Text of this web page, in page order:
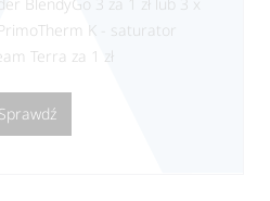
K - saturator
Terra za 1 zł
Sprawdź